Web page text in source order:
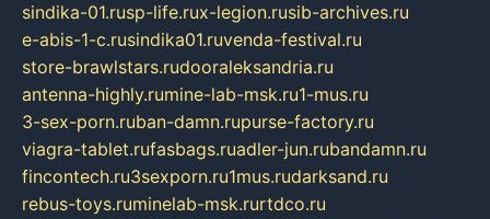
sindika-01.rusp-life.rux-legion.rusib-archives.ru
e-abis-1-c.rusindika01.ruvenda-festival.ru
store-brawlstars.rudooraleksandria.ru
antenna-highly.rumine-lab-msk.ru1-mus.ru
3-sex-porn.ruban-damn.rupurse-factory.ru
viagra-tablet.rufasbags.ruadler-jun.rubandamn.ru
fincontech.ru3sexporn.ru1mus.rudarksand.ru
rebus-toys.ruminelab-msk.rurtdco.ru